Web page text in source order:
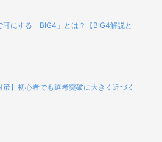
耳にする「BIG4」とは？【BIG4解説と
策】初心者でも選考突破に大きく近づく